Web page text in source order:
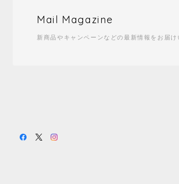
Mail Magazine
新商品やキャンペーンなどの最新情報をお届け